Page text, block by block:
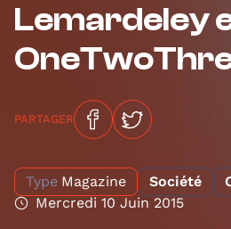
Lemardeley
PARTAGER
Type Magazine Société
Mercredi 10 Juin 2015